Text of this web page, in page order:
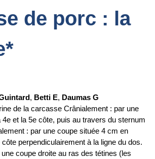
de porc : la
, Betti E, Daumas G
de la carcasse Crânialement : par une
et la 5e côte, puis au travers du sternum
: par une coupe située 4 cm en
perpendiculairement à la ligne du dos.
coupe droite au ras des tétines (les